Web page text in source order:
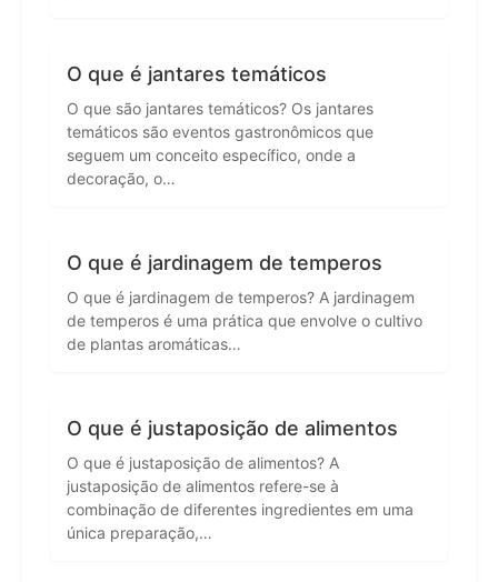
O que é jantares temáticos
O que são jantares temáticos? Os jantares
temáticos são eventos gastronômicos que
seguem um conceito específico, onde a
decoração, o…
O que é jardinagem de temperos
O que é jardinagem de temperos? A jardinagem
de temperos é uma prática que envolve o cultivo
de plantas aromáticas…
O que é justaposição de alimentos
O que é justaposição de alimentos? A
justaposição de alimentos refere-se à
combinação de diferentes ingredientes em uma
única preparação,…